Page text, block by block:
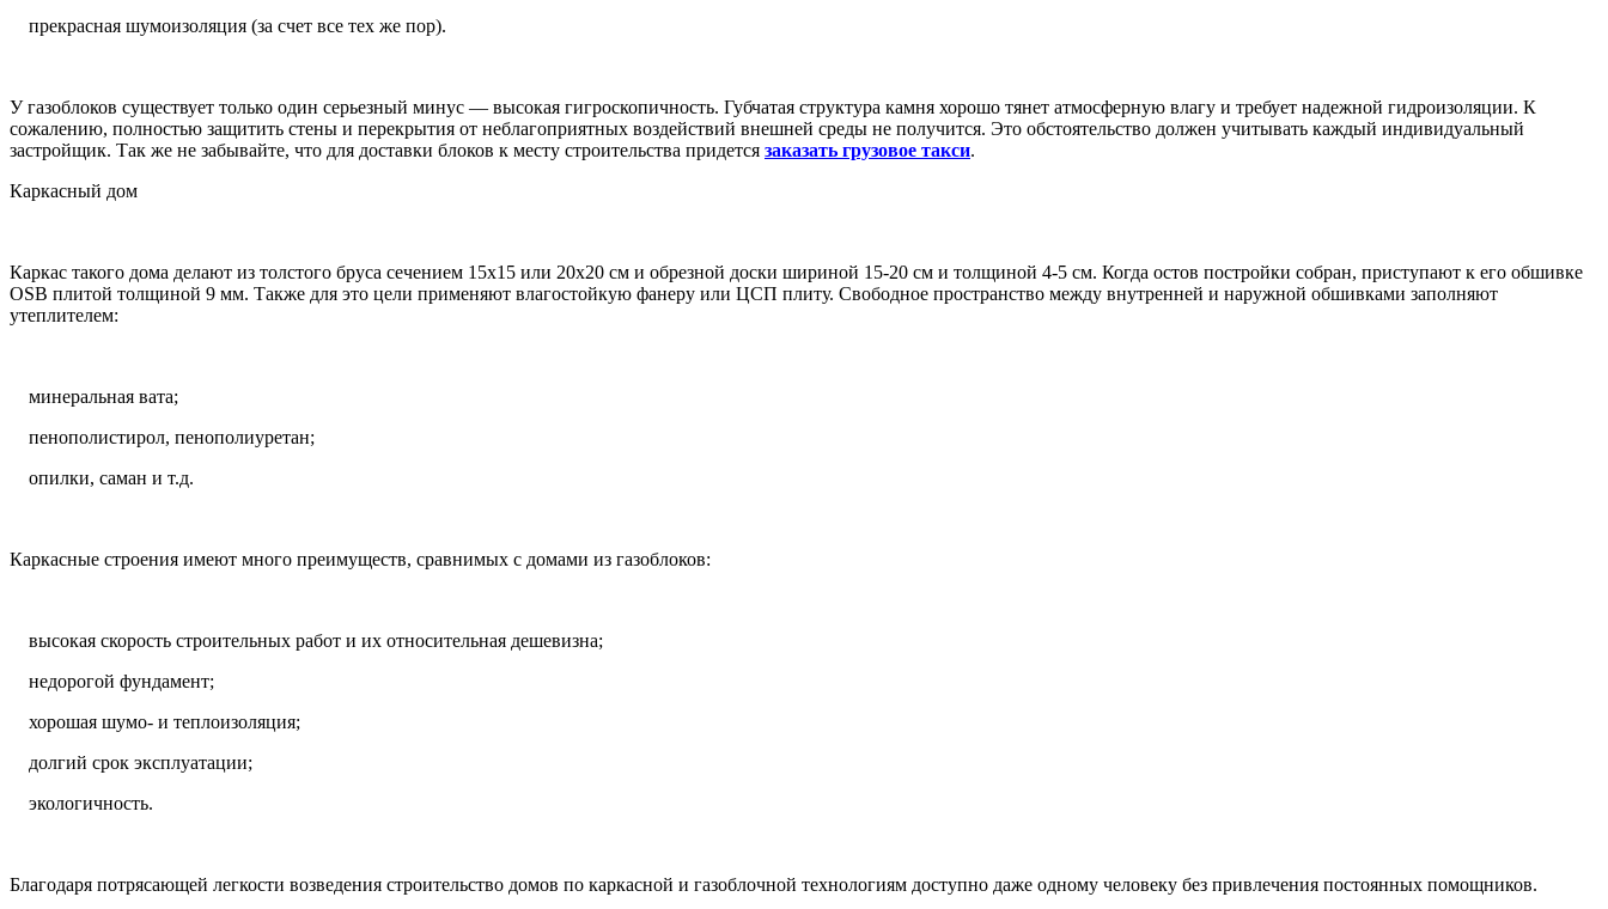
прекрасная шумоизоляция (за счет все тех же пор).
У газоблоков существует только один серьезный минус — высокая гигроскопичность. Губчатая структура камня хорошо тянет атмосферную влагу и требует надежной гидроизоляции. К
сожалению, полностью защитить стены и перекрытия от неблагоприятных воздействий внешней среды не получится. Это обстоятельство должен учитывать каждый индивидуальный
застройщик. Так же не забывайте, что для доставки блоков к месту строительства придется заказать грузовое такси.
Каркасный дом
Каркас такого дома делают из толстого бруса сечением 15х15 или 20х20 см и обрезной доски шириной 15-20 см и толщиной 4-5 см. Когда остов постройки собран, приступают к его обшивке
OSB плитой толщиной 9 мм. Также для это цели применяют влагостойкую фанеру или ЦСП плиту. Свободное пространство между внутренней и наружной обшивками заполняют
утеплителем:
минеральная вата;
пенополистирол, пенополиуретан;
опилки, саман и т.д.
Каркасные строения имеют много преимуществ, сравнимых с домами из газоблоков:
высокая скорость строительных работ и их относительная дешевизна;
недорогой фундамент;
хорошая шумо- и теплоизоляция;
долгий срок эксплуатации;
экологичность.
Благодаря потрясающей легкости возведения строительство домов по каркасной и газоблочной технологиям доступно даже одному человеку без привлечения постоянных помощников.